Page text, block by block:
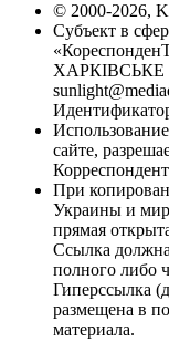
© 2000-2026,
Субъект в
ХАРКІВСЬКЕ
сайте,
При
Украины и
прямая
Ссылка
полного либо
Гиперссылка
размещена в
материала.